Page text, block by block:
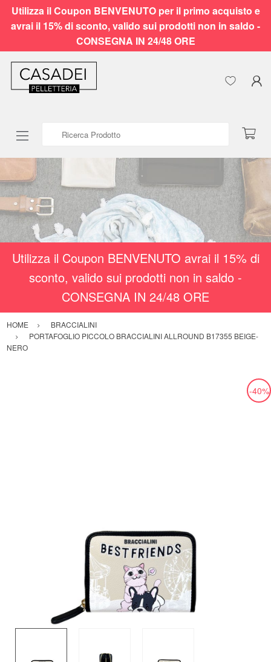
Utilizza il Coupon BENVENUTO per il primo acquisto e
avrai il 15% di sconto, valido sui prodotti non in saldo -
CONSEGNA IN 24/48 ORE
Utilizza il Coupon BENVENUTO avrai il 15% di
sconto, valido sui prodotti non in saldo -
CONSEGNA IN 24/48 ORE
HOME
BRACCIALINI
PORTAFOGLIO PICCOLO BRACCIALINI ALLROUND B17355 BEIGE-
NERO
-40%